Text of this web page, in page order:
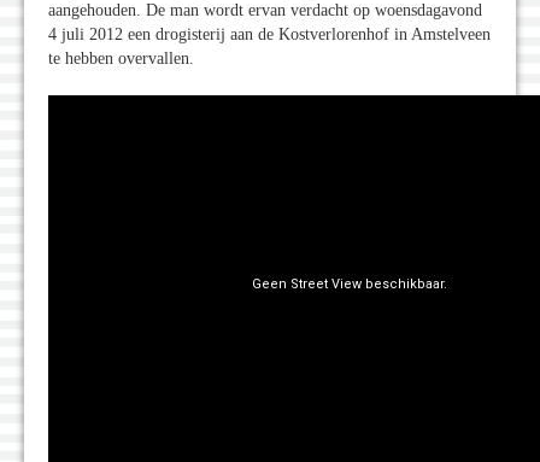
aangehouden. De man wordt ervan verdacht op woensdagavond
4 juli 2012 een drogisterij aan de Kostverlorenhof in Amstelveen
te hebben overvallen.